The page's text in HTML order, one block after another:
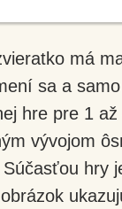
má
sa a
hre pre 1
vývojom
hry